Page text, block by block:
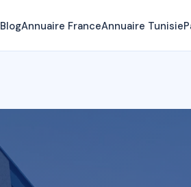
BlogAnnuaire FranceAnnuaire Tunisie